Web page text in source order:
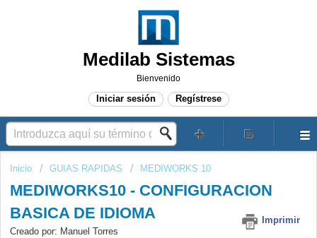
Medilab Sistemas
Bienvenido
Iniciar sesión Regístrese
Inicio GUIAS RAPIDAS MEDIWORKS 10
MEDIWORKS10 - CONFIGURACION
BASICA DE IDIOMA
Imprimir
Creado por: Manuel Torres